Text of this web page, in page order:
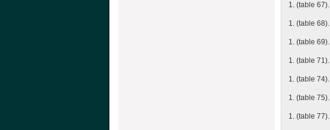
1. (table 67).
1. (table 68).
1. (table 69).
1. (table 71).
1. (table 74).
1. (table 75).
1. (table 77).